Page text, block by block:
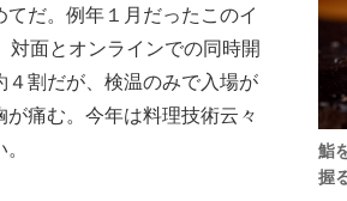
だ。例年１月だったこのイ
対面とオンラインでの同時開
割だが、検温のみで入場が
痛む。今年は料理技術云々
鮨
握